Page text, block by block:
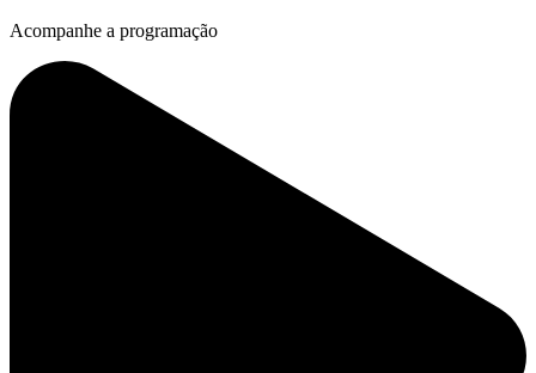
Acompanhe a programação